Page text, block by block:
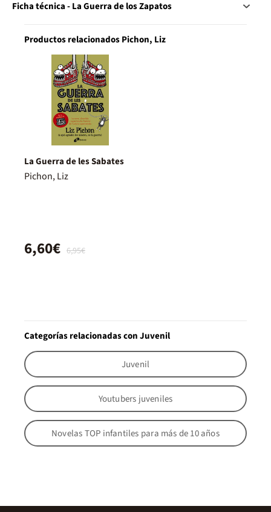
Ficha técnica - La Guerra de los Zapatos
Productos relacionados Pichon, Liz
La Guerra de les Sabates
Pichon, Liz
6,95€
6,60€
Categorías relacionadas con Juvenil
Juvenil
Youtubers juveniles
Novelas TOP infantiles para más de 10 años